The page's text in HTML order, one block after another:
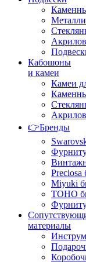
Кабошоны
и камеи
Камеи
👉Бренды
Preciosa
Miyuki
TOHO
материалы